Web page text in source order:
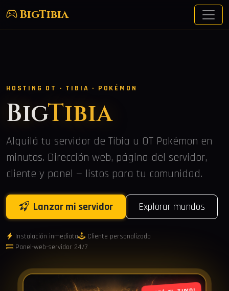
BigTibia
HOSTING OT · TIBIA · POKÉMON
BigTibia
Alquilá tu servidor de Tibia u OT Pokémon en
minutos. Dirección web, página del servidor,
cliente y panel — listos para tu comunidad.
Lanzar mi servidor Explorar mundos
Instalación inmediata
Cliente personalizado
Panel-web-servidor 24/7